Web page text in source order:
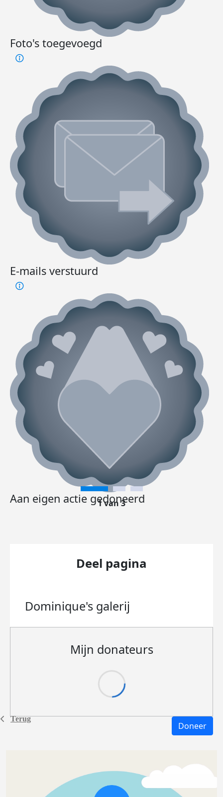
Terug
Foto's toegevoegd
E-mails verstuurd
Aan eigen actie gedoneerd
1 van 3
Deel pagina
Dominique's galerij
Mijn donateurs
Doneer